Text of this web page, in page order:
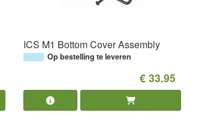
ICS M1 Bottom Cover Assembly
Op bestelling te leveren
€ 33.95